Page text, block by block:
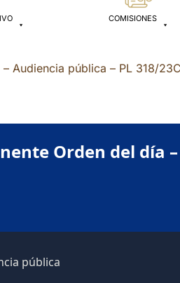
COMISIONES
Audiencia pública – PL 318/
Orden del día
pública